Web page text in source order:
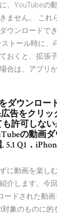
、YouTubeの
ません。 これ
ウンロードで
トール時に、
おくと、拡張
合は、アプリ
ダウンロー
告をクリ
許可しな
の動画
5.1 Q1．
に動画を楽し
介します。今
ードされた動
象のものに的